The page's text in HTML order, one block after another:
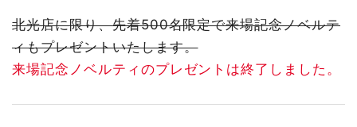
北光店に限り、先着500名限定で来場記念ノベルテ
ィもプレゼントいたします。
来場記念ノベルティのプレゼントは終了しました。